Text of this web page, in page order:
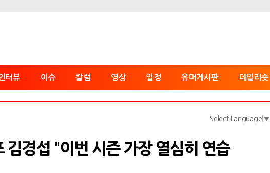
터뷰 이슈 칼럼 영상 일정 유머게시판 데일리숏
Select Language ▼
김경섭 "이번 시즌 가장 열심히 연습